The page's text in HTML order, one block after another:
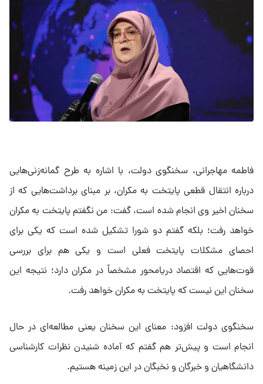
فاطمه مهاجرانی، سخنگوی دولت، با اشاره به طرح گمانه‌زنی‌هایی
درباره انتقال قطعی پایتخت به مکران، بر مبنای برداشت‌هایی که از
سخنان اخیر وی انجام شده است، گفت: من نگفتم پایتخت به مکران
خواهد رفت؛ بلکه گفتم دو شورا تشکیل شده است که یکی برای
احصای مشکلات پایتخت فعلی است و یکی هم برای بررسی
قوت‌هایی که اقتصاد دریامحور مشخصاً در مکران دارد؛ نتیجه این
سخنان این نیست که پایتخت به مکران خواهد رفت.
سخنگوی دولت افزود: معنای این سخنان یعنی مطالعه‌ای در حال
انجام است و پیش‌تر هم گفتم که آماده شنیدن نظرات کارشناسی
دانشگاهیان و خبرگان و نخبگان در این زمینه هستیم.